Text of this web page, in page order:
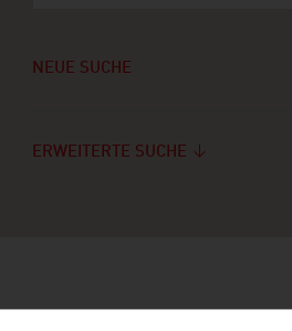
NEUE SUCHE
ERWEITERTE SUCHE